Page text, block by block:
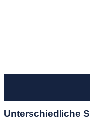
Unterschiedliche